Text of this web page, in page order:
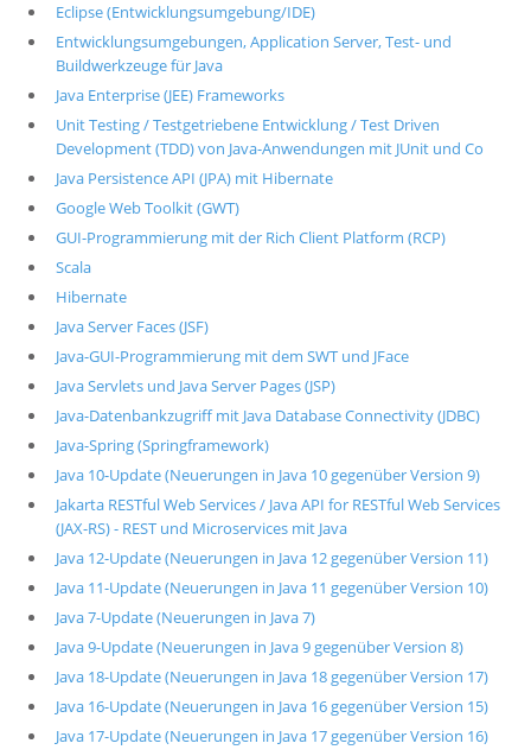
Eclipse (Entwicklungsumgebung/IDE)
Entwicklungsumgebungen, Application Server, Test- und
Buildwerkzeuge für Java
Java Enterprise (JEE) Frameworks
Unit Testing / Testgetriebene Entwicklung / Test Driven
Development (TDD) von Java-Anwendungen mit JUnit und Co
Java Persistence API (JPA) mit Hibernate
Google Web Toolkit (GWT)
GUI-Programmierung mit der Rich Client Platform (RCP)
Scala
Hibernate
Java Server Faces (JSF)
Java-GUI-Programmierung mit dem SWT und JFace
Java Servlets und Java Server Pages (JSP)
Java-Datenbankzugriff mit Java Database Connectivity (JDBC)
Java-Spring (Springframework)
Java 10-Update (Neuerungen in Java 10 gegenüber Version 9)
Jakarta RESTful Web Services / Java API for RESTful Web Services
(JAX-RS) - REST und Microservices mit Java
Java 12-Update (Neuerungen in Java 12 gegenüber Version 11)
Java 11-Update (Neuerungen in Java 11 gegenüber Version 10)
Java 7-Update (Neuerungen in Java 7)
Java 9-Update (Neuerungen in Java 9 gegenüber Version 8)
Java 18-Update (Neuerungen in Java 18 gegenüber Version 17)
Java 16-Update (Neuerungen in Java 16 gegenüber Version 15)
Java 17-Update (Neuerungen in Java 17 gegenüber Version 16)